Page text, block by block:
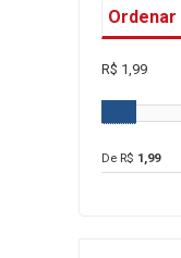
R$ 1,99
De R$ 1,99